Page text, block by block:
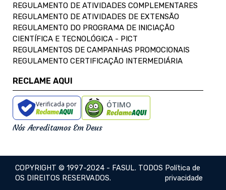
REGULAMENTO DE ATIVIDADES COMPLEMENTARES
REGULAMENTO DE ATIVIDADES DE EXTENSÃO
REGULAMENTO DO PROGRAMA DE INICIAÇÃO
CIENTÍFICA E TECNOLÓGICA - PICT
REGULAMENTOS DE CAMPANHAS PROMOCIONAIS
REGULAMENTO CERTIFICAÇÃO INTERMEDIÁRIA
RECLAME AQUI
Verificada por ÓTIMO
Nós Acreditamos Em Deus
COPYRIGHT © 1997-2024 - FASUL. TODOS
OS DIREITOS RESERVADOS.
Política de
privacidade